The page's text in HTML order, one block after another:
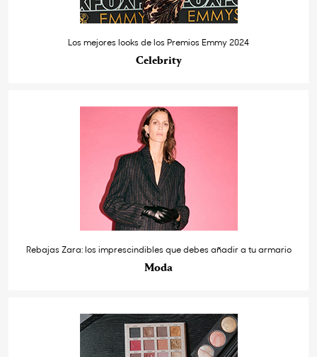
Los mejores looks de los Premios Emmy 2024
Celebrity
Rebajas Zara: los imprescindibles que debes añadir a tu armario
Moda